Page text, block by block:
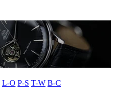
L-O P-S T-W В-С